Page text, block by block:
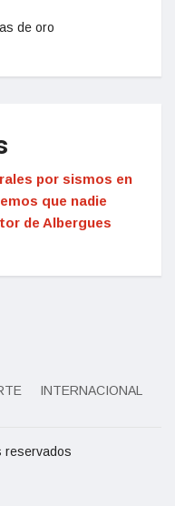
de oro
por sismos en
que nadie
de Albergues
INTERNACIONAL
reservados